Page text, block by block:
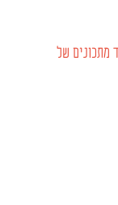
מתכונים של